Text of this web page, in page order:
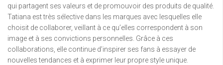
qui partagent ses valeurs et de promouvoir des produits de qualité.
Tatiana est très sélective dans les marques avec lesquelles elle
choisit de collaborer, veillant à ce qu’elles correspondent à son
image et à ses convictions personnelles. Grâce à ces
collaborations, elle continue d’inspirer ses fans à essayer de
nouvelles tendances et à exprimer leur propre style unique.